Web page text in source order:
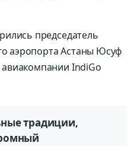
председатель
аэропорта Астаны Юсуф
IndiGo
традиции,